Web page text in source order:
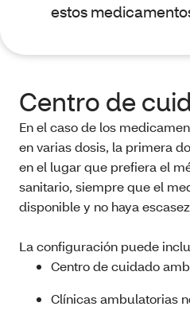
estos
Centro de
En el caso de los
en varias dosis, la primera
en el lugar que prefiera el
sanitario, siempre que el
disponible y no haya
La configuración puede
Centro de cuidado
Clínicas ambulatorias